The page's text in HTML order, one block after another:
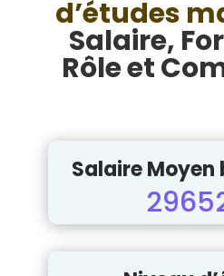
d’études
Salaire,
Rôle et
Salaire